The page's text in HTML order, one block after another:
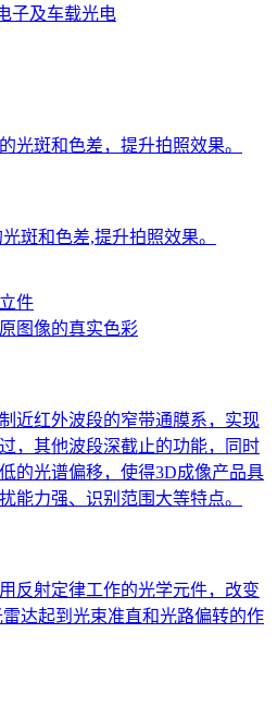
子及车载光电
光斑和色差，提升拍照效果。
斑和色差,提升拍照效果。
件
图像的真实色彩
近红外波段的窄带通膜系，实现
，其他波段深截止的功能，同时
的光谱偏移，使得3D成像产品具
能力强、识别范围大等特点。
反射定律工作的光学元件，改变
达起到光束准直和光路偏转的作